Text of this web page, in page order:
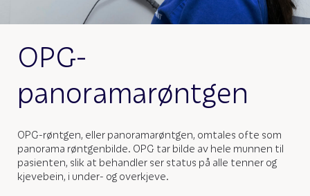
OPG-
panoramarøntgen
OPG-røntgen, eller panoramarøntgen, omtales ofte som
panorama røntgenbilde. OPG tar bilde av hele munnen til
pasienten, slik at behandler ser status på alle tenner og
kjevebein, i under- og overkjeve.